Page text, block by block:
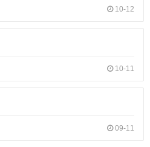
10-12
10-11
09-11